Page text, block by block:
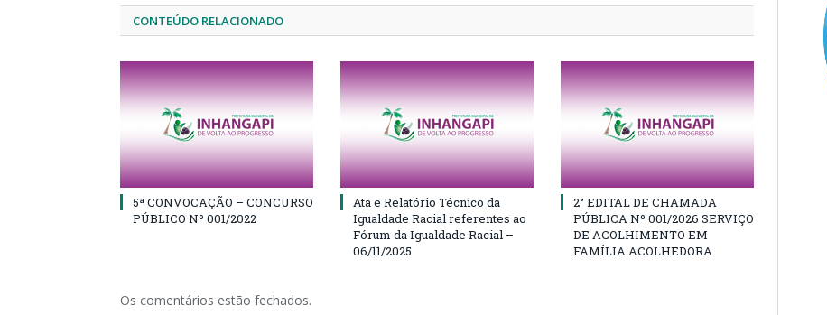
CONTEÚDO RELACIONADO
5ª CONVOCAÇÃO – CONCURSO
PÚBLICO Nº 001/2022
Ata e Relatório Técnico da
Igualdade Racial referentes ao
Fórum da Igualdade Racial –
06/11/2025
2° EDITAL DE CHAMADA
PÚBLICA Nº 001/2026 SERVIÇO
DE ACOLHIMENTO EM
FAMÍLIA ACOLHEDORA
Os comentários estão fechados.